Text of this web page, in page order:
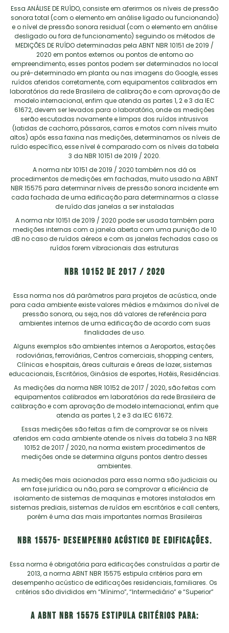
Essa ANÁLISE DE RUÍDO, consiste em aferirmos os níveis de pressão
sonora total (com o elemento em análise ligado ou funcionando)
e o nível de pressão sonora residual (com o elemento em análise
desligado ou fora de funcionamento) seguindo os métodos de
MEDIÇÕES DE RUÍDO determinadas pela ABNT NBR 10151 de 2019 /
2020 em pontos externos ou pontos de entorno ao
empreendimento, esses pontos podem ser determinados no local
ou pré-determinado em planta ou nas imagens do Google, esses
ruídos aferidos corretamente, com equipamentos calibrados em
laboratórios da rede Brasileira de calibração e com aprovação de
modelo internacional, enfim que atenda as partes 1, 2 e 3 da IEC
61672, devem ser levados para o laboratório, onde as medições
serão escutadas novamente e limpas dos ruídos intrusivos
(latidas de cachorro, pássaros, carros e motos com níveis muito
altos) após essa faxina nas medições, determinamos os níveis de
ruído específico, esse nível é comparado com os níveis da tabela
3 da NBR 10151 de 2019 / 2020.
A norma nbr 10151 de 2019 / 2020 também nos dá os
procedimentos de medições em fachadas, muito usado na ABNT
NBR 15575 para determinar níveis de pressão sonora incidente em
cada fachada de uma edificação para determinarmos a classe
de ruído das janelas a ser instaladas
A norma nbr 10151 de 2019 / 2020 pode ser usada também para
medições internas com a janela aberta com uma punição de 10
dB no caso de ruídos aéreos e com as janelas fechadas caso os
ruídos forem vibracionais das estruturas
NBR 10152 de 2017 / 2020
Essa norma nos dá parâmetros para projetos de acústica, onde
para cada ambiente existe valores médios e máximos do nível de
pressão sonora, ou seja, nos dá valores de referência para
ambientes internos de uma edificação de acordo com suas
finalidades de uso.
Alguns exemplos são ambientes internos a Aeroportos, estações
rodoviárias, ferroviárias, Centros comerciais, shopping centers,
Clínicas e hospitais, áreas culturais e áreas de lazer, sistemas
educacionais, Escritórios, Ginásios de esportes, Hotéis, Residências.
As medições da norma NBR 10152 de 2017 / 2020, são feitas com
equipamentos calibrados em laboratórios da rede Brasileira de
calibração e com aprovação de modelo internacional, enfim que
atenda as partes 1, 2 e 3 da IEC 61672.
Essas medições são feitas a fim de comprovar se os níveis
aferidos em cada ambiente atende os níveis da tabela 3 na NBR
10152 de 2017 / 2020, na norma existem procedimentos de
medições onde se determina alguns pontos dentro desses
ambientes.
As medições mais acionadas para essa norma são judiciais ou
em fase jurídica ou não, para se comprovar a eficiência de
isolamento de sistemas de maquinas e motores instalados em
sistemas prediais, sistemas de ruídos em escritórios e call centers,
porém é uma das mais importantes normas Brasileiras
NBR 15575- desempenho acústico de edificações.
Essa norma é obrigatória para edificações construídas a partir de
2013, a norma ABNT NBR 15575 estipula critérios para em
desempenho acústico de edificações residenciais, familiares. Os
critérios são divididos em “Mínimo”, “Intermediário” e “Superior”
A ABNT NBR 15575 estipula critérios para: